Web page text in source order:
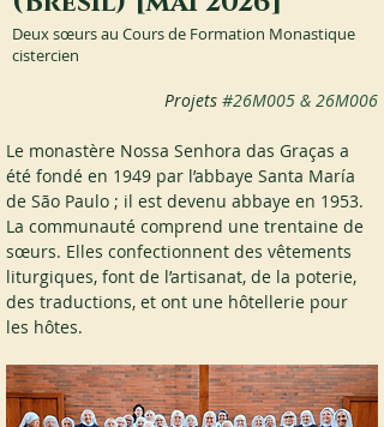
Deux sœurs au Cours de Formation Monastique
cistercien
Projets #26M005 & 26M006
Le monastère Nossa Senhora das Graças a
été fondé en 1949 par l’abbaye Santa María
de São Paulo ; il est devenu abbaye en 1953.
La communauté comprend une trentaine de
sœurs. Elles confectionnent des vêtements
liturgiques, font de l’artisanat, de la poterie,
des traductions, et ont une hôtellerie pour
les hôtes.